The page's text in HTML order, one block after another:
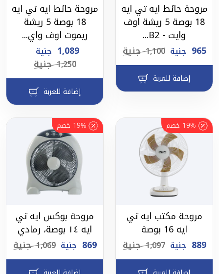
مروحة حائط ايه تي ايه
18 بوصة 5 ريشة اوف
وايت - B2...
965 جنية 1,100 جنية
إضافة للعربة
مروحة حائط ايه تي ايه
18 بوصة 5 ريشة
ريموت اوف واي...
1,089 جنية
1,250 جنية
إضافة للعربة
19% خصم
مروحة مكتب ايه تي
ايه 16 بوصة
889 جنية 1,097 جنية
19% خصم
مروحة بوكس ايه تي
ايه ١٤ بوصة، رمادي
869 جنية 1,069 جنية